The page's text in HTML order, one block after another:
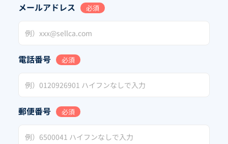
メールアドレス 必須
電話番号 必須
郵便番号 必須